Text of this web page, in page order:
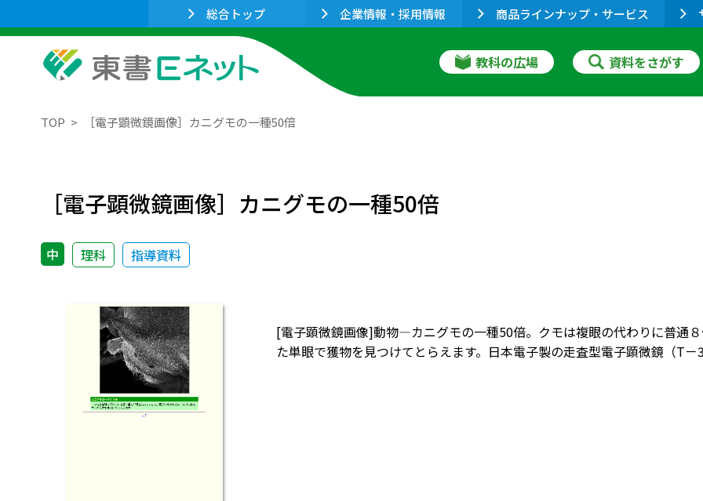
総合トップ 企業情報・採用情報 商品ラインナップ・サービス
教科の広場 資料をさがす
TOP ［電子顕微鏡画像］カニグモの一種50倍
［電子顕微鏡画像］カニグモの一種50倍
中 理科 指導資料
[電子顕微鏡画像]動物―カニグモの一種50倍。クモは複眼の代わりに普通
た単眼で獲物を見つけてとらえます。日本電子製の走査型電子顕微鏡（T－